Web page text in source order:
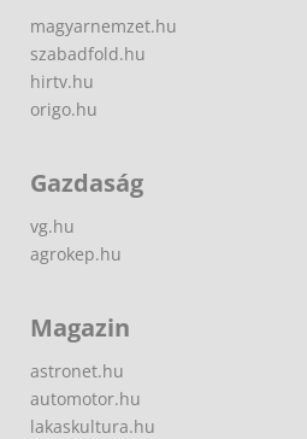
magyarnemzet.hu
szabadfold.hu
hirtv.hu
origo.hu
Gazdaság
vg.hu
agrokep.hu
Magazin
astronet.hu
automotor.hu
lakaskultura.hu